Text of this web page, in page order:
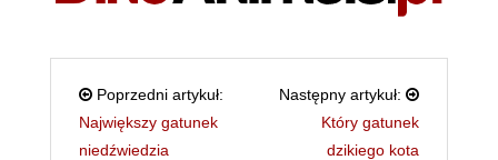
Poprzedni artykuł:
Największy gatunek
niedźwiedzia
Następny artykuł:
Który gatunek
dzikiego kota